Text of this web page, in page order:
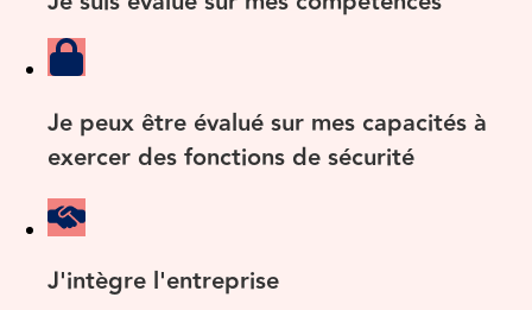
Je peux être évalué sur mes capacités à
exercer des fonctions de sécurité
J'intègre l'entreprise